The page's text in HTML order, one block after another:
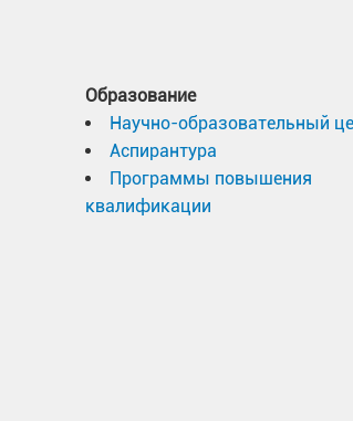
Образование
Научно-образовательный
Аспирантура
Программы повышения
квалификации